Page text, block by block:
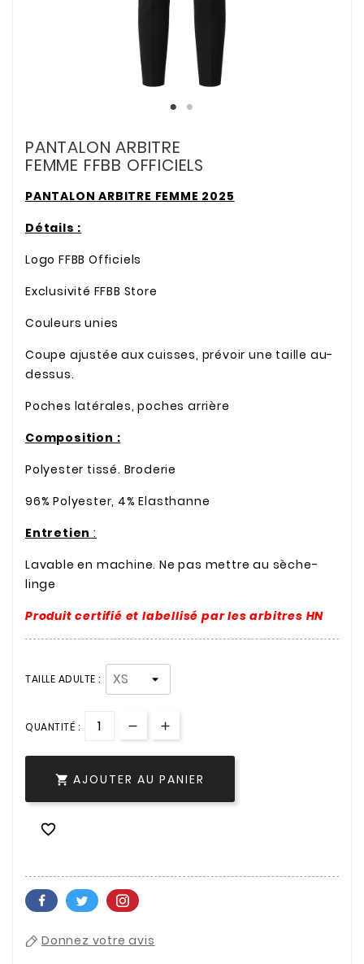
PANTALON ARBITRE
FEMME FFBB OFFICIELS
PANTALON ARBITRE FEMME 2025
Détails :
Logo FFBB Officiels
Exclusivité FFBB Store
Couleurs unies
Coupe ajustée aux cuisses, prévoir une taille au-
dessus.
Poches latérales, poches arrière
Composition :
Polyester tissé. Broderie
96% Polyester, 4% Elasthanne
Entretien :
Lavable en machine. Ne pas mettre au sèche-
linge
Produit certifié et labellisé par les arbitres HN
TAILLE ADULTE :
QUANTITÉ :
 AJOUTER AU PANIER

Donnez votre avis